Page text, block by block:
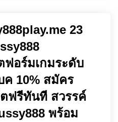
23
อร์มเกมระดับ
10% สมัคร
ฟรีทันที สวรรค์
พร้อม